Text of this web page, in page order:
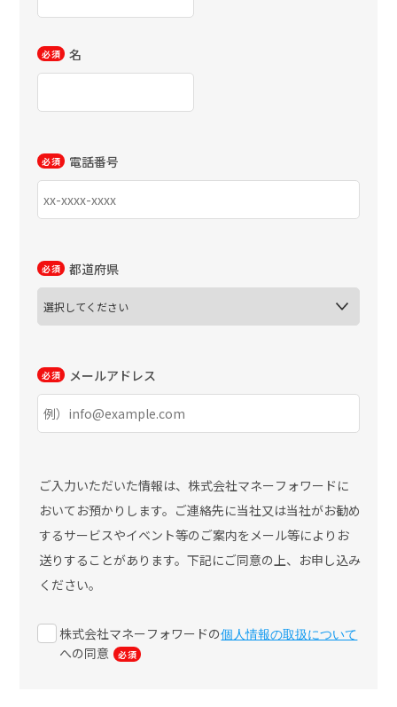
名
電話番号
都道府県
メールアドレス
ご入力いただいた情報は、株式会社マネーフォワードに
おいてお預かりします。ご連絡先に当社又は当社がお勧め
するサービスやイベント等のご案内をメール等によりお
送りすることがあります。下記にご同意の上、お申し込み
ください。
株式会社マネーフォワードの個人情報の取扱について
への同意